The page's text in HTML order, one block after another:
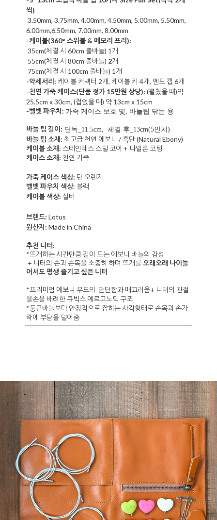
씩)
3.50mm, 3.75mm, 4.00mm, 4.50mm, 5.00mm, 5.50mm,
6.00mm,6.50mm, 7.00mm, 8.00mm
-케이블(360° 스위블 & 메모리 프리):
35cm(체결 시 60cm 줄바늘) 1개
55cm(체결 시 80cm 줄바늘) 2개
75cm(체결 시 100cm 줄바늘) 1개
-악세서리: 케이블 커넥터 2개, 케이블키 4개, 엔드 캡 6개
-천연 가죽 케이스(단품 정가 15만원 상당): (펼쳤을 때)약
25.5cm x 30cm, (접었을 때) 약 13cm x 15cm
-벨벳 파우치: 가죽 케이스 보호 및, 바늘팁 닦는 용
바늘 팁 길이 : 단독_11.5cm, 체결 후_13cm(5인치)
바늘 팁 소재: 최고급 천연 에보니 / 흑단 (Natural Ebony)
케이블 소재: 스테인레스 스틸 코어 + 나일론 코팅
케이스 소재: 천연 가죽
가죽 케이스 색상: 탄 오렌지
벨벳 파우치 색상: 블랙
케이블 색상: 실버
브랜드: Lotus
원산지: Made in China
추천 니터:
*뜨개하는 시간만큼 길이 드는 에보니 바늘의 감성
+ 니터의 손과 손목을 소중히 하며 뜨개를오래오래 나이들
어서도 평생 즐기고 싶은 니터
*프리미엄 에보니 우드의 단단함과 매끄러움+ 니터의 관절
을손을 배려한 큐빅스 에르고노믹 구조
*둥근바늘보다 안정적으로 잡히는 사각형태로 손목과 손가
락에 부담을 덜어줌